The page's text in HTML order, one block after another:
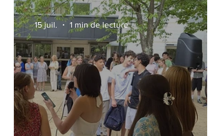
15 juil. 1 min de lecture